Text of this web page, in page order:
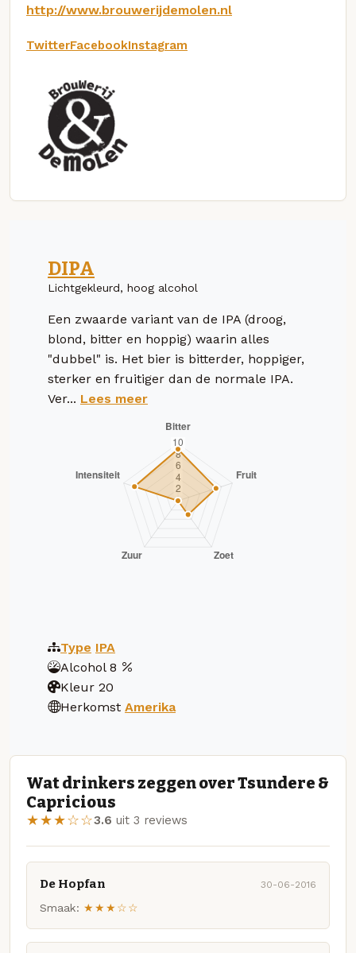
http://www.brouwerijdemolen.nl
TwitterFacebookInstagram
DIPA
Lichtgekleurd, hoog alcohol
Een zwaarde variant van de IPA (droog,
blond, bitter en hoppig) waarin alles
"dubbel" is. Het bier is bitterder, hoppiger,
sterker en fruitiger dan de normale IPA.
Ver... Lees meer
Type IPA
Alcohol 8
Kleur 20
Herkomst Amerika
Wat drinkers zeggen over Tsundere &
Capricious
★★★☆☆3.6 uit 3 reviews
De Hopfan 30-06-2016
Smaak: ★★★☆☆